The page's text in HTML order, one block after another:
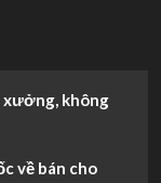
xưởng, không
về bán cho